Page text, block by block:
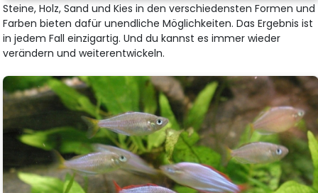
Steine, Holz, Sand und Kies in den verschiedensten Formen und
Farben bieten dafür unendliche Möglichkeiten. Das Ergebnis ist
in jedem Fall einzigartig. Und du kannst es immer wieder
verändern und weiterentwickeln.